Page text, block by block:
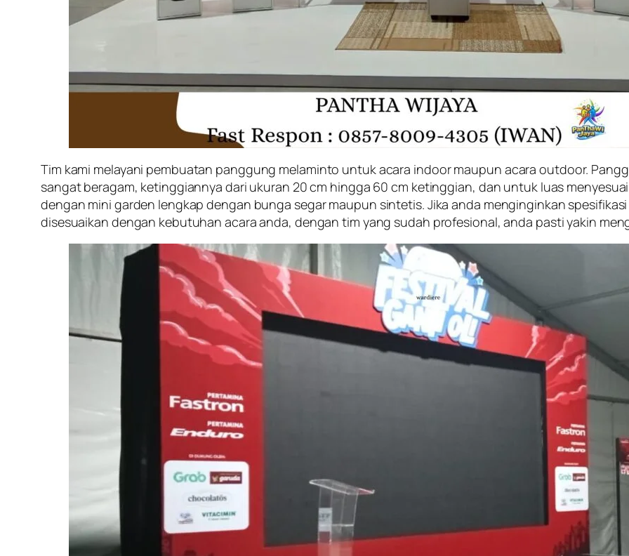
Tim kami melayani pembuatan panggung melaminto untuk acara indoor maupun acara outdoor.
sangat beragam, ketinggiannya dari ukuran 20 cm hingga 60 cm ketinggian, dan untuk luas
dengan mini garden lengkap dengan bunga segar maupun sintetis. Jika anda menginginkan
disesuaikan dengan kebutuhan acara anda, dengan tim yang sudah profesional, anda pasti yakin